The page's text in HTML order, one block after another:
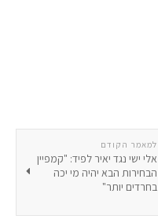
למאמר הקודם
אלי ישי נגד יאיר לפיד: "קמפיין
הבחירות הבא יהיה מי יכה
בחרדים יותר"